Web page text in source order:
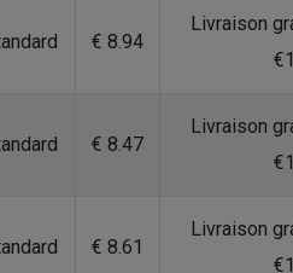
€ 8.94
Livraison
€ 8.47
Livraison
€ 8.61
Livraison